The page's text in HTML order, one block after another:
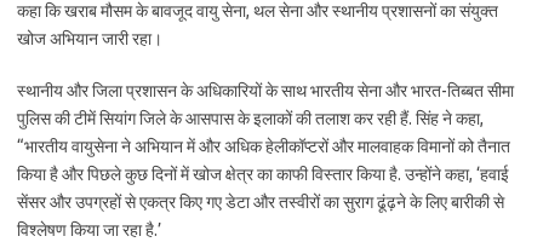
कहा कि खराब मौसम के बावजूद वायु सेना, थल सेना और स्थानीय प्रशासनों का संयुक्त
खोज अभियान जारी रहा।
स्थानीय और जिला प्रशासन के अधिकारियों के साथ भारतीय सेना और भारत-तिब्बत सीमा
पुलिस की टीमें सियांग जिले के आसपास के इलाकों की तलाश कर रही हैं. सिंह ने कहा,
“भारतीय वायुसेना ने अभियान में और अधिक हेलीकॉप्टरों और मालवाहक विमानों को तैनात
किया है और पिछले कुछ दिनों में खोज क्षेत्र का काफी विस्तार किया है. उन्होंने कहा, ‘हवाई
सेंसर और उपग्रहों से एकत्र किए गए डेटा और तस्वीरों का सुराग ढूंढ़ने के लिए बारीकी से
विश्लेषण किया जा रहा है.’